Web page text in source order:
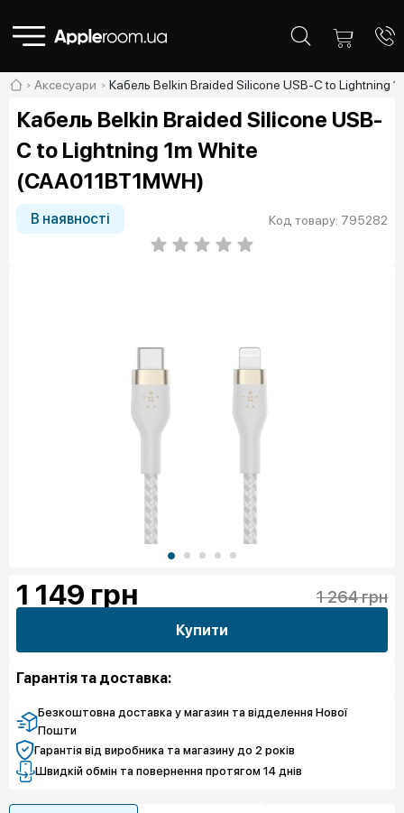
Аксесуари Кабель Belkin Braided Silicone USB-С to Lightning
Кабель Belkin Braided Silicone USB-
С to Lightning 1m White
(CAA011BT1MWH)
В наявності Код товару: 795282
1 149 грн 1 264 грн
Купити
Гарантія та доставка:
Безкоштовна доставка у магазин та відделення Нової
Пошти
Гарантія від виробника та магазину до 2 років
Швидкій обмін та повернення протягом 14 днів